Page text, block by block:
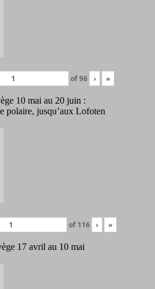
of96 › »
10 mai au 20 juin :
polaire, jusqu’aux Lofoten
of 116 › »
17 avril au 10 mai